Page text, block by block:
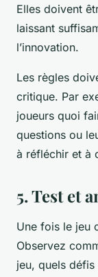
Elles doivent
laissant
l’innovation.
Les règles
critique. Par
joueurs quoi
questions ou
à réfléchir et à
5. Test et
Une fois le jeu
Observez
jeu, quels